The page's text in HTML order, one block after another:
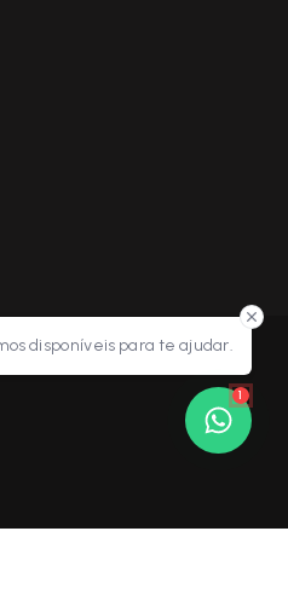
disponíveis para te ajudar.
1
IMOBILIÁRIOS RP - Todos